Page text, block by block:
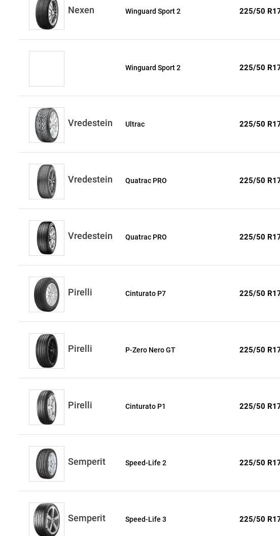
Nexen Winguard Sport 2 225/50
Winguard Sport 2 225/50
Vredestein Ultrac 225/50
Vredestein Quatrac PRO 225/50
Vredestein Quatrac PRO 225/50
Pirelli Cinturato P7 225/50
Pirelli P-Zero Nero GT 225/50
Pirelli Cinturato P1 225/50
Semperit Speed-Life 2 225/50
Semperit Speed-Life 3 225/50